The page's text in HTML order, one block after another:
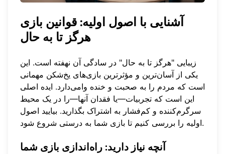
آشنایی با اصول اولیه: قوانین بازی
هرگز تا به حال
زیبایی "هرگز تا به حال" در سادگی آن نهفته است. این
یکی از آسان‌ترین و مؤثرترین بازی‌های یخ‌شکن مهمانی
است که مردم را به صحبت و خنده وامی‌دارد. ایده اصلی
این است که تجربیات—یا فقدان آنها—را در یک محیط
سرگرم‌کننده و کم‌فشار به اشتراک بگذارید. بیایید اصول
اولیه را بررسی کنیم تا بازی شما به درستی شروع شود.
آنچه نیاز دارید: راه‌اندازی بازی شما